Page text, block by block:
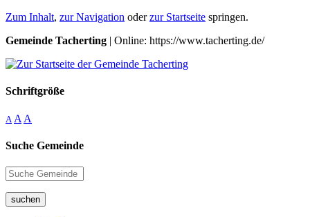
Zum Inhalt, zur Navigation oderzur Startseite springen.
Gemeinde Tacherting | Online: https://www.tacherting.de/
Schriftgröße
A A A
Suche Gemeinde
suchen